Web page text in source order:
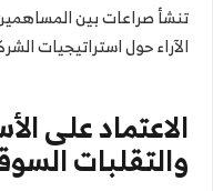
تنشأ صراعات بين
الآراء حول استراتيجيات
الاعتماد على
والتقلبات